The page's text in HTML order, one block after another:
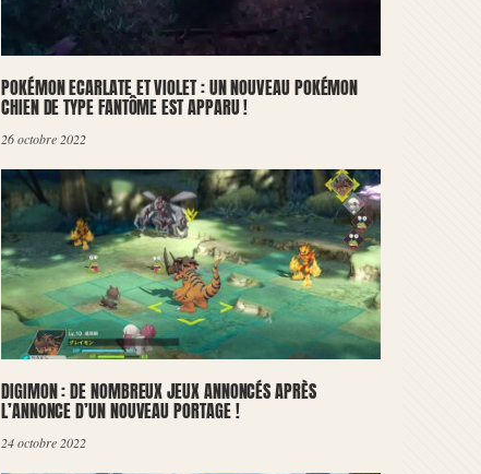
POKÉMON ECARLATE ET VIOLET : UN NOUVEAU POKÉMON
CHIEN DE TYPE FANTÔME EST APPARU !
26 octobre 2022
DIGIMON : DE NOMBREUX JEUX ANNONCÉS APRÈS
L’ANNONCE D’UN NOUVEAU PORTAGE !
24 octobre 2022